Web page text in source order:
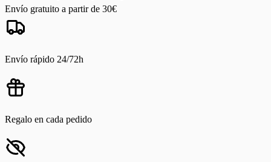
Envío gratuito a partir de 30€
Envío rápido 24/72h
Regalo en cada pedido